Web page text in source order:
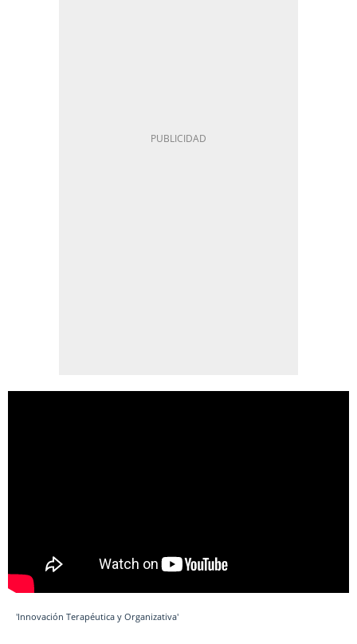
'Innovación Terapéutica y Organizativa'